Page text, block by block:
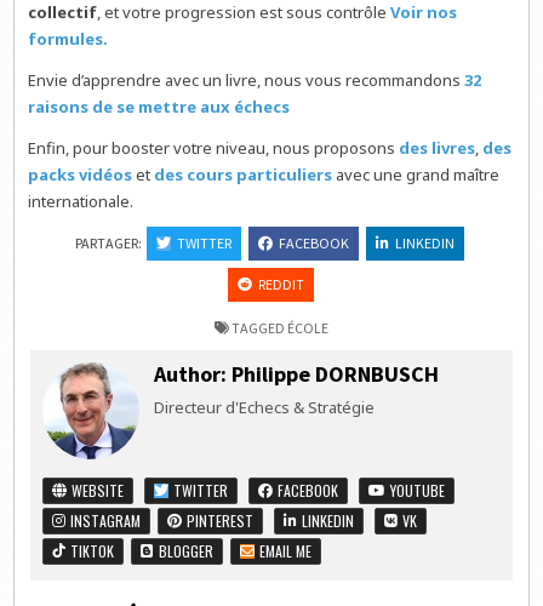
collectif, et votre progression est sous contrôleVoir nos
formules.
Envie d’apprendre avec un livre, nous vous recommandons32
raisons de se mettre aux échecs
Enfin, pour booster votre niveau, nous proposons des livres, des
packs vidéoset des cours particuliers avec une grand maître
internationale.
PARTAGER: TWITTER FACEBOOK LINKEDIN
REDDIT
TAGGED ÉCOLE
Author: Philippe DORNBUSCH
Directeur d'Echecs & Stratégie
WEBSITE TWITTER FACEBOOK
YOUTUBE
INSTAGRAM
PINTEREST LINKEDIN
VK
TIKTOK
BLOGGER EMAIL ME